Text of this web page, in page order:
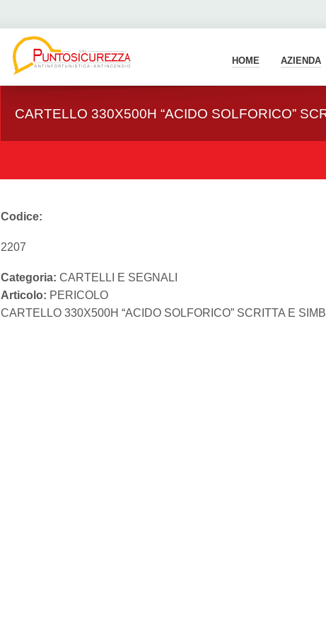
HOME AZIENDA
CARTELLO 330X500H “ACIDO SOLFORICO”
Codice:
2207
Categoria: CARTELLI E SEGNALI
Articolo: PERICOLO
CARTELLO 330X500H “ACIDO SOLFORICO” SCRITTA E